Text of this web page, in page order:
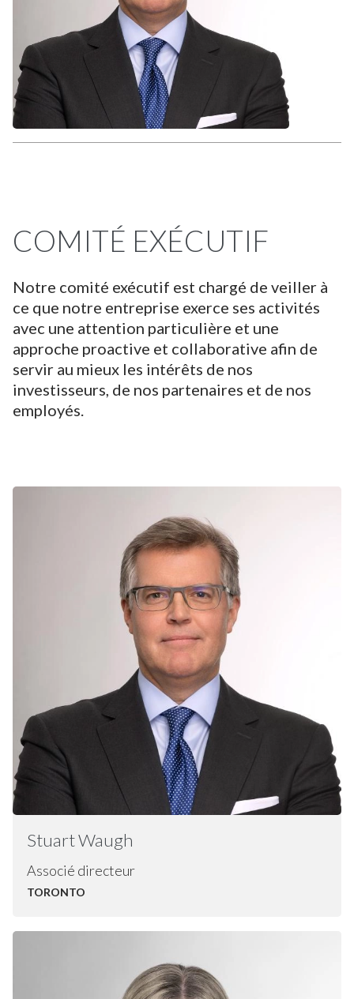
COMITÉ EXÉCUTIF
Notre comité exécutif est chargé de veiller à
ce que notre entreprise exerce ses activités
avec une attention particulière et une
approche proactive et collaborative afin de
servir au mieux les intérêts de nos
investisseurs, de nos partenaires et de nos
employés.
StuartWaugh
Associé directeur
TORONTO